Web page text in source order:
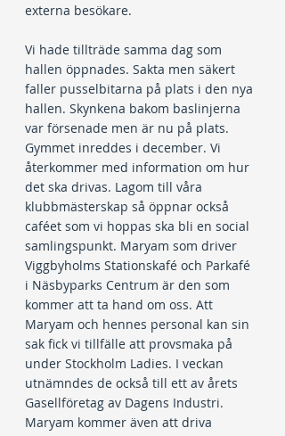
externa besökare.
Vi hade tillträde samma dag som
hallen öppnades. Sakta men säkert
faller pusselbitarna på plats i den nya
hallen. Skynkena bakom baslinjerna
var försenade men är nu på plats.
Gymmet inreddes i december. Vi
återkommer med information om hur
det ska drivas. Lagom till våra
klubbmästerskap så öppnar också
caféet som vi hoppas ska bli en social
samlingspunkt. Maryam som driver
Viggbyholms Stationskafé och Parkafé
i Näsbyparks Centrum är den som
kommer att ta hand om oss. Att
Maryam och hennes personal kan sin
sak fick vi tillfälle att provsmaka på
under Stockholm Ladies. I veckan
utnämndes de också till ett av årets
Gasellföretag av Dagens Industri.
Maryam kommer även att driva